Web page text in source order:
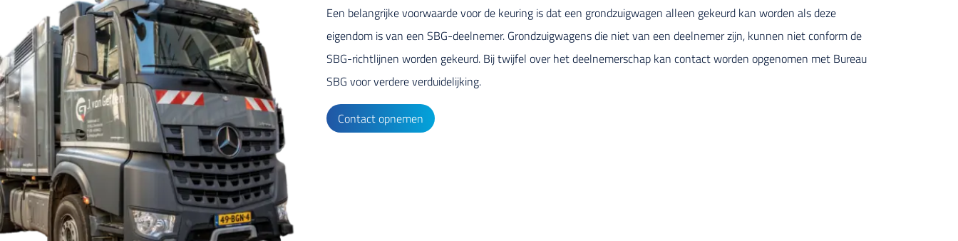
Een belangrijke voorwaarde voor de keuring is dat een grondzuigwagen alleen gekeurd kan worden als deze
eigendom is van een SBG-deelnemer. Grondzuigwagens die niet van een deelnemer zijn, kunnen niet conform de
SBG-richtlijnen worden gekeurd. Bij twijfel over het deelnemerschap kan contact worden opgenomen met Bureau
SBG voor verdere verduidelijking.
Contact opnemen